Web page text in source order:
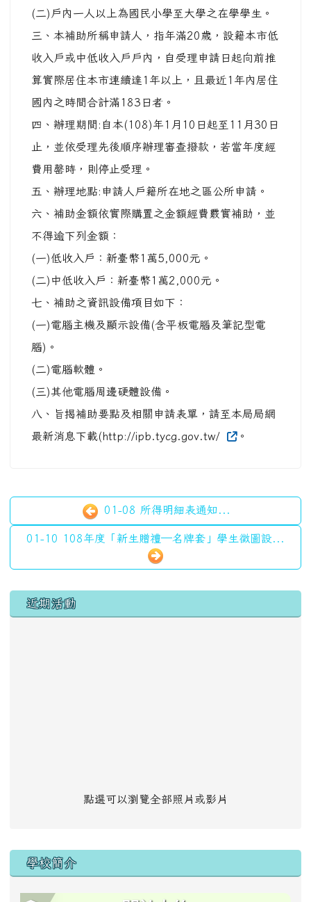
(二)戶內一人以上為國民小學至大學之在學學生。
三、本補助所稱申請人，指年滿20歲，設籍本市低
收入戶或中低收入戶戶內，自受理申請日起向前推
算實際居住本市連續達1年以上，且最近1年內居住
國內之時間合計滿183日者。
四、辦理期間:自本(108)年1月10日起至11月30日
止，並依受理先後順序辦理審查撥款，若當年度經
費用罄時，則停止受理。
五、辦理地點:申請人戶籍所在地之區公所申請。
六、補助金額依實際購置之金額經費覈實補助，並
不得逾下列金額：
(一)低收入戶：新臺幣1萬5,000元。
(二)中低收入戶：新臺幣1萬2,000元。
七、補助之資訊設備項目如下：
(一)電腦主機及顯示設備(含平板電腦及筆記型電
腦)。
(二)電腦軟體。
(三)其他電腦周邊硬體設備。
八、旨揭補助要點及相關申請表單，請至本局局網
最新消息下載(http://ipb.tycg.gov.tw/
。
01-08 所得明細表通知...
01-10 108年度「新生贈禮─名牌套」學生徵圖設...
左邊區域內容
近期活動
點選可以瀏覽全部照片或影片
學校簡介